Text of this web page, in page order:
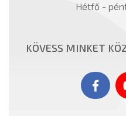
Hétfő -
KÖVESS MINKET